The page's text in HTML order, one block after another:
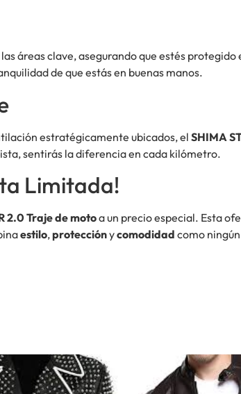
áreas clave, asegurando que estés
de que estás en buenas manos.
estratégicamente ubicados, el SHIMA
sentirás la diferencia en cada kilómetro.
Limitada!
2.0 Traje de motoa un precio especial. Esta
estilo,protecciónycomodidad como